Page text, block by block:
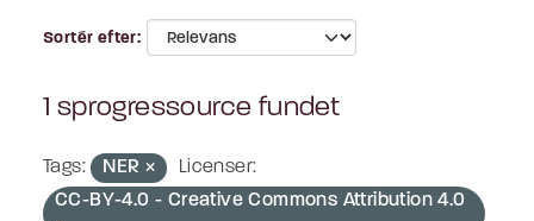
Sortér efter
1 sprogressource fundet
Tags: NER
Licenser:
CC-BY-4.0 - Creative Commons Attribution 4.0